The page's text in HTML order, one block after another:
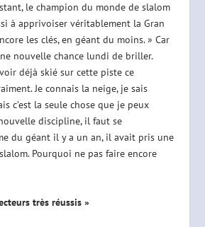
le champion du monde de slalom
à apprivoiser véritablement la Gran
les clés, en géant du moins. » Car
nouvelle chance lundi de briller.
déjà skié sur cette piste ce
Je connais la neige, je sais
c’est la seule chose que je peux
discipline, il faut se
du géant il y a un an, il avait pris une
Pourquoi ne pas faire encore
très réussis »